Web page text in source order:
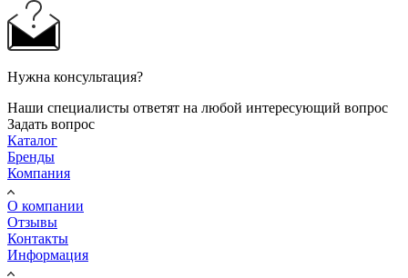
Нужна консультация?
Наши специалисты ответят на любой интересующий вопрос
Задать вопрос
Каталог
Бренды
Компания
О компании
Отзывы
Контакты
Информация